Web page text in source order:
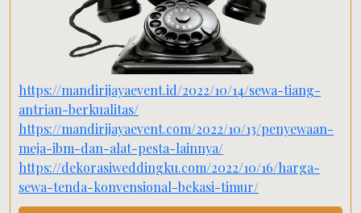
https://mandirijayaevent.id/2022/10/14/sewa-tiang-
antrian-berkualitas/
https://mandirijayaevent.com/2022/10/13/penyewaan-
meja-ibm-dan-alat-pesta-lainnya/
https://dekorasiweddingku.com/2022/10/16/harga-
sewa-tenda-konvensional-bekasi-timur/